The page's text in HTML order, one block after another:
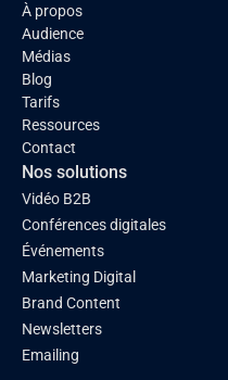
À propos
Audience
Médias
Blog
Tarifs
Ressources
Contact
Nos solutions
Vidéo B2B
Conférences digitales
Événements
Marketing Digital
Brand Content
Newsletters
Emailing